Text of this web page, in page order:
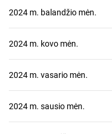
2024 m. balandžio mėn.
2024 m. kovo mėn.
2024 m. vasario mėn.
2024 m. sausio mėn.